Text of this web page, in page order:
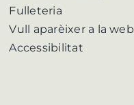
Fulleteria
Vull aparèixer a la web
Accessibilitat